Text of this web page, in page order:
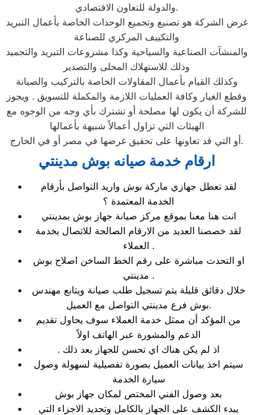
والدولة للتعاون الاقتصادي.
غرض الشركة هو تصنيع وتجميع الوحدات الخاصة بأعمال التبريد
والتكييف المركزي للصناعة
والمنشآت الصناعية والسياحية وكذا مشروعات التبريد والتجميد
وذلك للاستهلاك المحلى والتصدير
وكذلك القيام بأعمال المقاولات الخاصة بالتركيب والصيانة
وقطع الغيار وكافة العمليات اللازمة والمكملة للتسويق . ويجوز
للشركة أن يكون لها مصلحة أو تشترك بأي وجه من الوجوه مع
الهيئات التي تزاول أعمالاً شبيهة بأعمالها
أو التي قد تعاونها على تحقيق غرضها في مصر أو في الخارج.
ارقام خدمة صيانه بوش مدينتي
لقد تعطل جهازي ماركة بوش واريد التواصل بأرقام
الخدمة المعتمدة ؟
انت هنا معنا بموقع مركز صيانة جهاز بوش بمدينتي
لقد خصصنا العديد من الارقام الصالحة للاتصال بخدمة
العملاء .
او التحدث مباشرة على رقم الخط الساخن اصلاح بوش
مدينتي .
خلال دقائق قليلة يتم تسجيل طلب صيانة ويتابع مهندس
بوش فرع مدينتي التواصل مع العميل.
من المؤكد أن ممثل خدمة العملاء سوف يحاول تقديم
الدعم والمشورة عبر الهاتف اولاً
. اذ لم يكن هناك اي تحسن للجهاز بعد ذلك
سيتم اخذ بيانات العميل بصورة تفصيلية لسهولة وصول
سيارة الخدمة
بعد وصول الفني المختص لمكان جهاز بوش
يبدء الكشف على الجهاز بالكامل وتحديد الاجزاء التي